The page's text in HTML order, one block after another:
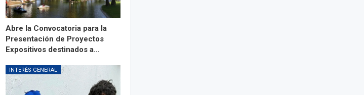
Abre la Convocatoria para la
Presentación de Proyectos
Expositivos destinados a…
INTERÉS GENERAL